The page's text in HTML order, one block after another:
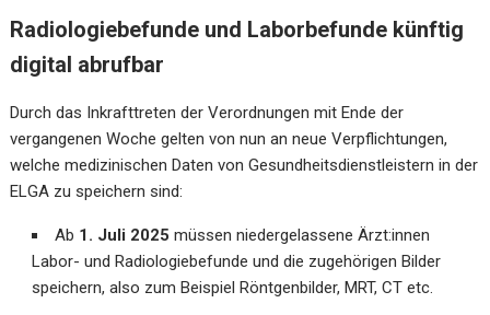
Radiologiebefunde und Laborbefunde künftig
digital abrufbar
Durch das Inkrafttreten der Verordnungen mit Ende der
vergangenen Woche gelten von nun an neue Verpflichtungen,
welche medizinischen Daten von Gesundheitsdienstleistern in der
ELGA zu speichern sind:
Ab 1. Juli 2025 müssen niedergelassene Ärzt:innen
Labor- und Radiologiebefunde und die zugehörigen Bilder
speichern, also zum Beispiel Röntgenbilder, MRT, CT etc.